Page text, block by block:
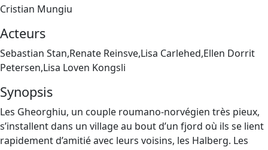
Cristian Mungiu
Acteurs
Sebastian Stan,Renate Reinsve,Lisa Carlehed,Ellen Dorrit
Petersen,Lisa Loven Kongsli
Synopsis
Les Gheorghiu, un couple roumano-norvégien très pieux,
s’installent dans un village au bout d’un fjord où ils se lient
rapidement d’amitié avec leurs voisins, les Halberg. Les